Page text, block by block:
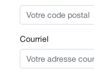
Courriel